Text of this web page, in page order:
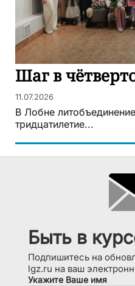
Шаг в
11.07.2026
В Лобне
тридцатилетие...
Быть в
Подпишитесь на
lgz.ru на ваш
Укажите Ваше имя